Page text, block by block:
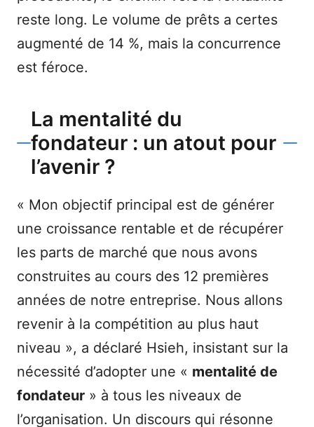
reste long. Le volume de prêts a certes
augmenté de 14 %, mais la concurrence
est féroce.
La mentalité du
fondateur : un atout pour
l’avenir ?
« Mon objectif principal est de générer
une croissance rentable et de récupérer
les parts de marché que nous avons
construites au cours des 12 premières
années de notre entreprise. Nous allons
revenir à la compétition au plus haut
niveau », a déclaré Hsieh, insistant sur la
nécessité d’adopter une « mentalité de
fondateur » à tous les niveaux de
l’organisation. Un discours qui résonne